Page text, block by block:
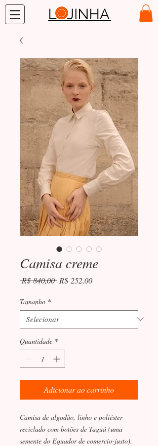
Camisa creme
R$ 840,00 Preço
R$ 252,00Preço
Tamanho *
Quantidade *
Adicionar ao carrinho
Camisa de algodão, linho e poliéster
reciclado com botões de Taguá (uma
semente do Equador de comercio-justo).